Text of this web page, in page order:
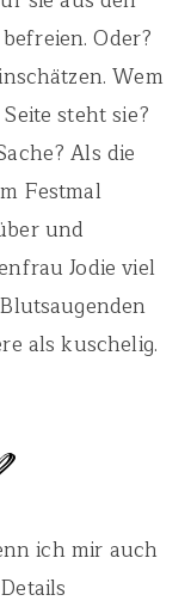
Oder?
Wem
steht sie?
Als die
Festmal
und
Jodie viel
als kuschelig.
ich mir auch